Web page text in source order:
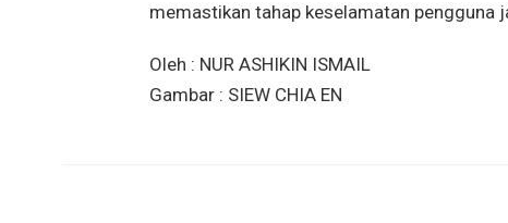
memastikan tahap keselamatan pengguna
Oleh : NUR ASHIKIN ISMAIL
Gambar : SIEW CHIA EN